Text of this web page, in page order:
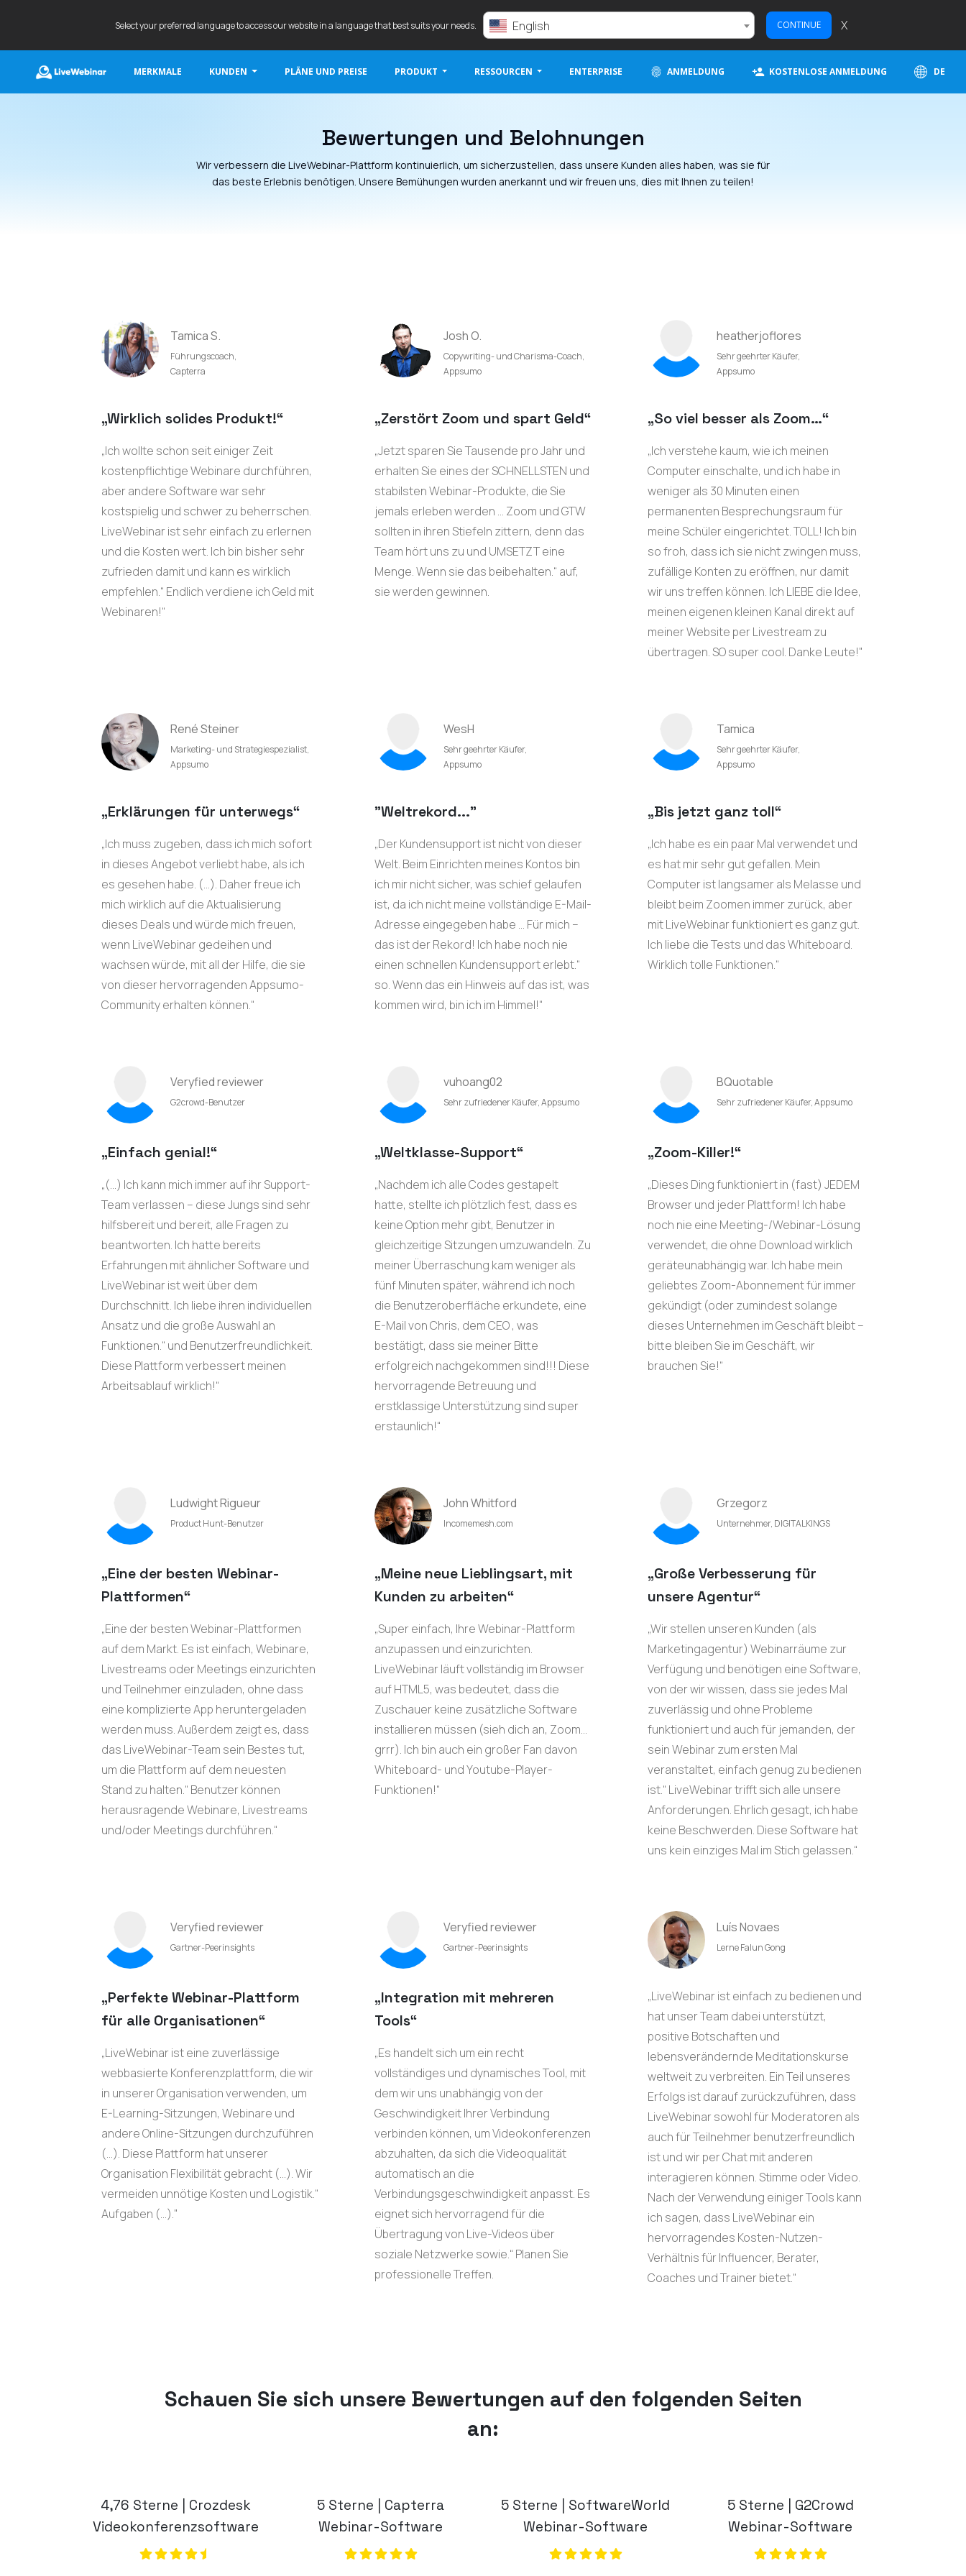
Select your preferred language to access our website in a language that best suits your needs. English CONTINUE X
MERKMALE KUNDEN PLÄNE UND PREISE PRODUKT RESSOURCEN ENTERPRISE ANMELDUNG KOSTENLOSE ANMELDUNG DE
Bewertungen und Belohnungen
Wir verbessern die LiveWebinar-Plattform kontinuierlich, um sicherzustellen, dass unsere Kunden alles haben, was sie für
das beste Erlebnis benötigen. Unsere Bemühungen wurden anerkannt und wir freuen uns, dies mit Ihnen zu teilen!
Tamica S.
Führungscoach,
Capterra
„Wirklich solides Produkt!“
„Ich wollte schon seit einiger Zeit
kostenpflichtige Webinare durchführen,
aber andere Software war sehr
kostspielig und schwer zu beherrschen.
LiveWebinar ist sehr einfach zu erlernen
und die Kosten wert. Ich bin bisher sehr
zufrieden damit und kann es wirklich
empfehlen.“ Endlich verdiene ich Geld mit
Webinaren!“
Josh O.
Copywriting- und Charisma-Coach,
Appsumo
„Zerstört Zoom und spart Geld“
„Jetzt sparen Sie Tausende pro Jahr und
erhalten Sie eines der SCHNELLSTEN und
stabilsten Webinar-Produkte, die Sie
jemals erleben werden … Zoom und GTW
sollten in ihren Stiefeln zittern, denn das
Team hört uns zu und UMSETZT eine
Menge. Wenn sie das beibehalten.“ auf,
sie werden gewinnen.
heatherjoflores
Sehr geehrter Käufer,
Appsumo
„So viel besser als Zoom…“
„Ich verstehe kaum, wie ich meinen
Computer einschalte, und ich habe in
weniger als 30 Minuten einen
permanenten Besprechungsraum für
meine Schüler eingerichtet. TOLL! Ich bin
so froh, dass ich sie nicht zwingen muss,
zufällige Konten zu eröffnen, nur damit
wir uns treffen können. Ich LIEBE die Idee,
meinen eigenen kleinen Kanal direkt auf
meiner Website per Livestream zu
übertragen. SO super cool. Danke Leute!"
René Steiner
Marketing- und Strategiespezialist,
Appsumo
„Erklärungen für unterwegs“
„Ich muss zugeben, dass ich mich sofort
in dieses Angebot verliebt habe, als ich
es gesehen habe. (…). Daher freue ich
mich wirklich auf die Aktualisierung
dieses Deals und würde mich freuen,
wenn LiveWebinar gedeihen und
wachsen würde, mit all der Hilfe, die sie
von dieser hervorragenden Appsumo-
Community erhalten können.“
WesH
Sehr geehrter Käufer,
Appsumo
"Weltrekord..."
„Der Kundensupport ist nicht von dieser
Welt. Beim Einrichten meines Kontos bin
ich mir nicht sicher, was schief gelaufen
ist, da ich nicht meine vollständige E-Mail-
Adresse eingegeben habe … Für mich –
das ist der Rekord! Ich habe noch nie
einen schnellen Kundensupport erlebt.“
so. Wenn das ein Hinweis auf das ist, was
kommen wird, bin ich im Himmel!“
Tamica
Sehr geehrter Käufer,
Appsumo
„Bis jetzt ganz toll“
„Ich habe es ein paar Mal verwendet und
es hat mir sehr gut gefallen. Mein
Computer ist langsamer als Melasse und
bleibt beim Zoomen immer zurück, aber
mit LiveWebinar funktioniert es ganz gut.
Ich liebe die Tests und das Whiteboard.
Wirklich tolle Funktionen.“
Veryfied reviewer
G2crowd-Benutzer
„Einfach genial!“
„(...) Ich kann mich immer auf ihr Support-
Team verlassen – diese Jungs sind sehr
hilfsbereit und bereit, alle Fragen zu
beantworten. Ich hatte bereits
Erfahrungen mit ähnlicher Software und
LiveWebinar ist weit über dem
Durchschnitt. Ich liebe ihren individuellen
Ansatz und die große Auswahl an
Funktionen.“ und Benutzerfreundlichkeit.
Diese Plattform verbessert meinen
Arbeitsablauf wirklich!“
vuhoang02
Sehr zufriedener Käufer, Appsumo
„Weltklasse-Support“
„Nachdem ich alle Codes gestapelt
hatte, stellte ich plötzlich fest, dass es
keine Option mehr gibt, Benutzer in
gleichzeitige Sitzungen umzuwandeln. Zu
meiner Überraschung kam weniger als
fünf Minuten später, während ich noch
die Benutzeroberfläche erkundete, eine
E-Mail von Chris, dem CEO , was
bestätigt, dass sie meiner Bitte
erfolgreich nachgekommen sind!!! Diese
hervorragende Betreuung und
erstklassige Unterstützung sind super
erstaunlich!“
BQuotable
Sehr zufriedener Käufer, Appsumo
„Zoom-Killer!“
„Dieses Ding funktioniert in (fast) JEDEM
Browser und jeder Plattform! Ich habe
noch nie eine Meeting-/Webinar-Lösung
verwendet, die ohne Download wirklich
geräteunabhängig war. Ich habe mein
geliebtes Zoom-Abonnement für immer
gekündigt (oder zumindest solange
dieses Unternehmen im Geschäft bleibt –
bitte bleiben Sie im Geschäft, wir
brauchen Sie!“
Ludwight Rigueur
Product Hunt-Benutzer
„Eine der besten Webinar-
Plattformen“
„Eine der besten Webinar-Plattformen
auf dem Markt. Es ist einfach, Webinare,
Livestreams oder Meetings einzurichten
und Teilnehmer einzuladen, ohne dass
eine komplizierte App heruntergeladen
werden muss. Außerdem zeigt es, dass
das LiveWebinar-Team sein Bestes tut,
um die Plattform auf dem neuesten
Stand zu halten.“ Benutzer können
herausragende Webinare, Livestreams
und/oder Meetings durchführen.“
John Whitford
Incomemesh.com
„Meine neue Lieblingsart, mit
Kunden zu arbeiten“
„Super einfach, Ihre Webinar-Plattform
anzupassen und einzurichten.
LiveWebinar läuft vollständig im Browser
auf HTML5, was bedeutet, dass die
Zuschauer keine zusätzliche Software
installieren müssen (sieh dich an, Zoom…
grrr). Ich bin auch ein großer Fan davon
Whiteboard- und Youtube-Player-
Funktionen!“
Grzegorz
Unternehmer, DIGITALKINGS
„Große Verbesserung für
unsere Agentur“
„Wir stellen unseren Kunden (als
Marketingagentur) Webinarräume zur
Verfügung und benötigen eine Software,
von der wir wissen, dass sie jedes Mal
zuverlässig und ohne Probleme
funktioniert und auch für jemanden, der
sein Webinar zum ersten Mal
veranstaltet, einfach genug zu bedienen
ist.“ LiveWebinar trifft sich alle unsere
Anforderungen. Ehrlich gesagt, ich habe
keine Beschwerden. Diese Software hat
uns kein einziges Mal im Stich gelassen.“
Veryfied reviewer
Gartner-Peerinsights
„Perfekte Webinar-Plattform
für alle Organisationen“
„LiveWebinar ist eine zuverlässige
webbasierte Konferenzplattform, die wir
in unserer Organisation verwenden, um
E-Learning-Sitzungen, Webinare und
andere Online-Sitzungen durchzuführen
(…). Diese Plattform hat unserer
Organisation Flexibilität gebracht (…). Wir
vermeiden unnötige Kosten und Logistik.“
Aufgaben (…)."
Veryfied reviewer
Gartner-Peerinsights
„Integration mit mehreren
Tools“
„Es handelt sich um ein recht
vollständiges und dynamisches Tool, mit
dem wir uns unabhängig von der
Geschwindigkeit Ihrer Verbindung
verbinden können, um Videokonferenzen
abzuhalten, da sich die Videoqualität
automatisch an die
Verbindungsgeschwindigkeit anpasst. Es
eignet sich hervorragend für die
Übertragung von Live-Videos über
soziale Netzwerke sowie.“ Planen Sie
professionelle Treffen.
Luís Novaes
Lerne Falun Gong
„LiveWebinar ist einfach zu bedienen und
hat unser Team dabei unterstützt,
positive Botschaften und
lebensverändernde Meditationskurse
weltweit zu verbreiten. Ein Teil unseres
Erfolgs ist darauf zurückzuführen, dass
LiveWebinar sowohl für Moderatoren als
auch für Teilnehmer benutzerfreundlich
ist und wir per Chat mit anderen
interagieren können. Stimme oder Video.
Nach der Verwendung einiger Tools kann
ich sagen, dass LiveWebinar ein
hervorragendes Kosten-Nutzen-
Verhältnis für Influencer, Berater,
Coaches und Trainer bietet.“
Schauen Sie sich unsere Bewertungen auf den folgenden Seiten
an:
4,76 Sterne | Crozdesk
Videokonferenzsoftware
5 Sterne | Capterra
Webinar-Software
5 Sterne | SoftwareWorld
Webinar-Software
5 Sterne | G2Crowd
Webinar-Software